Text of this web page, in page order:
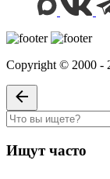
Copyright © 2000 -
Ищут часто